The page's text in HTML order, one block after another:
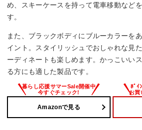
め、スキーケースを持って電車移動など
す。
また、ブラックボディにブルーカラーを
イント。スタイリッシュでおしゃれな見
ーディネートも楽しめます。かっこいい
る方にも適した製品です。
Amazonで見る